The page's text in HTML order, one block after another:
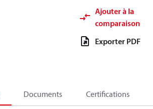
Ajouter à la
comparaison
Exporter PDF
Documents Certifications